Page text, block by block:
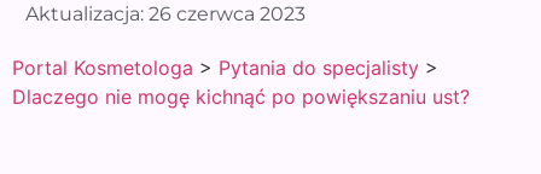
Aktualizacja: 26 czerwca 2023
Portal Kosmetologa > Pytania do specjalisty >
Dlaczego nie mogę kichnąć po powiększaniu ust?